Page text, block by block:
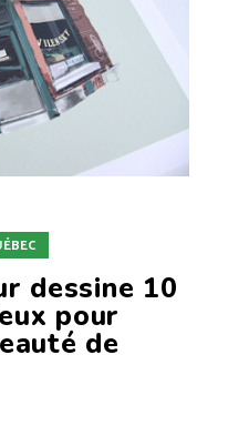
dessine 10
pour
de